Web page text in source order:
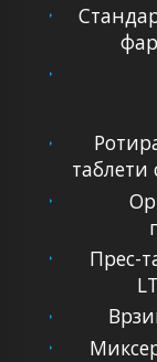
таблети
Прес-